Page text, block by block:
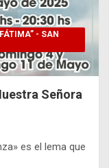
- SAN
Señora
es el lema que